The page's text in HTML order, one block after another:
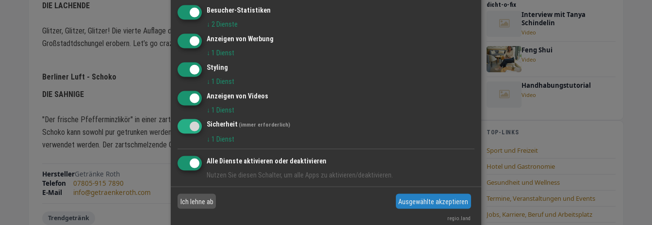
DIE LACHENDE
Glitzer, Glitzer, Glitzer! Die vierte Auflage der Glitzer-Edition ist da! Jetzt kannst Du mit der knallgelben limitierten Sonderedition den
Großstadtdschungel erobern. Let’s go crazy – der frische Pfefferminzlikör mit exotischem Banana-Flavor.
Berliner Luft - Schoko
DIE SAHNIGE
"Der frische Pfefferminzlikör" in einer zarten Liaison mit Sahne und Kakao. Ein Hochgenuss, nicht nur für Schokoliebhaber. Berliner Luft
Schoko kann sowohl pur getrunken werden als auch für die Zubereitung von Cocktails und Longdrinks sowie zum Backen und Kochen
verwendet werden. Der zartschmelzende Geschmack nach Schokolade macht ihn unwiderstehlich.
HerstellerGetränke Roth
Telefon
07805-915 7890
E-Mail
info@getraenkeroth.com
Trendgetränk
dicht-o-fix
Interview mit Tanya
Schindelin
Video
Feng Shui
Video
Handhabungstutorial
Video
TOP-LINKS
Sport und Freizeit
Hotel und Gastronomie
Gesundheit und Wellness
Termine, Veranstaltungen und Events
Jobs, Karriere, Beruf und Arbeitsplatz
Besucher-Statistiken
↓ 2 Dienste
Anzeigen von Werbung
↓ 1 Dienst
Styling
↓ 1 Dienst
Anzeigen von Videos
↓ 1 Dienst
Sicherheit (immer erforderlich)
↓ 1 Dienst
Alle Dienste aktivieren oder deaktivieren
Nutzen Sie diesen Schalter, um alle Apps zu aktivieren/deaktivieren.
Ich lehne ab Ausgewählte akzeptieren
regio.land